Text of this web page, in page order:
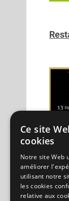
Pour
Ce site
cookies
Notre site Web
améliorer
utilisant notre
les cookies
relative aux